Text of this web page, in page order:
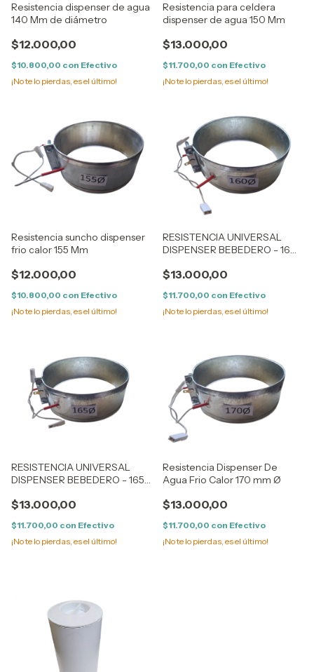
Resistencia dispenser de agua
140 Mm de diámetro
$12.000,00
$10.800,00 con Efectivo
¡No te lo pierdas, es el último!
Resistencia para celdera
dispenser de agua 150 Mm
$13.000,00
$11.700,00 con Efectivo
¡No te lo pierdas, es el último!
Resistencia suncho dispenser
frio calor 155 Mm
$12.000,00
$10.800,00 con Efectivo
¡No te lo pierdas, es el último!
RESISTENCIA UNIVERSAL
DISPENSER BEBEDERO - 160
$13.000,00
$11.700,00 con Efectivo
¡No te lo pierdas, es el último!
RESISTENCIA UNIVERSAL
DISPENSER BEBEDERO - 165
$13.000,00
$11.700,00 con Efectivo
¡No te lo pierdas, es el último!
Resistencia Dispenser De
Agua Frio Calor 170 mm Ø
$13.000,00
$11.700,00 con Efectivo
¡No te lo pierdas, es el último!